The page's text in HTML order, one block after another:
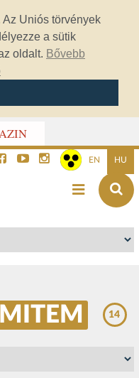
Uniós törvények
a sütik
oldalt. Bővebb
EN HU
MITEM 14